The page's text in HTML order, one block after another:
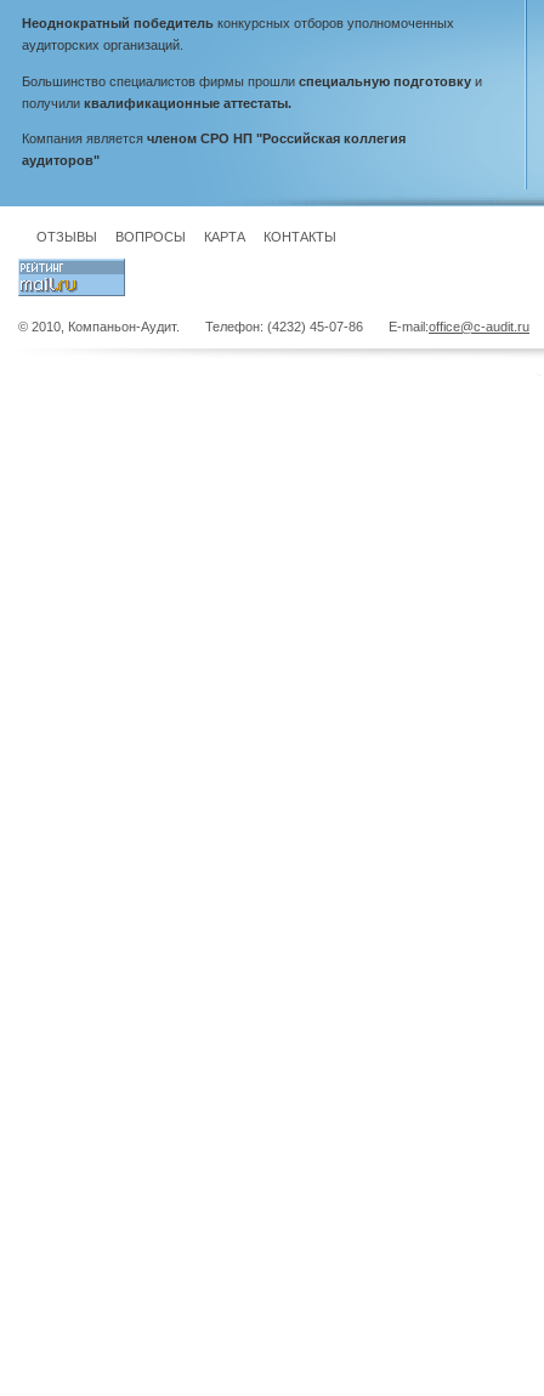
Неоднократный победитель конкурсных отборов уполномоченных
аудиторских организаций.
Большинство специалистов фирмы прошли специальную подготовку и
получили квалификационные аттестаты.
Компания является членом СРО НП "Российская коллегия
аудиторов"
ОТЗЫВЫ ВОПРОСЫ КАРТА КОНТАКТЫ
© 2010, Компаньон-Аудит. Телефон: (4232) 45-07-86 E-mail:office@c-audit.ru